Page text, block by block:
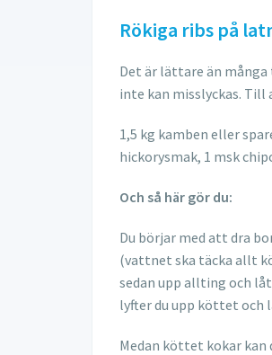
Rökiga ribs på
Det är lättare än
inte kan misslyckas. Till
1,5 kg kamben eller
hickorysmak, 1 msk
Och så här gör du:
Du börjar med att dra
(vattnet ska täcka allt
sedan upp allting och
lyfter du upp köttet och
Medan köttet kokar